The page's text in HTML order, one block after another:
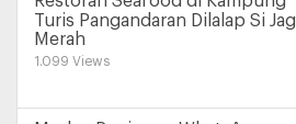
Turis Pangandaran Dilalap Si
Merah
1.099 Views